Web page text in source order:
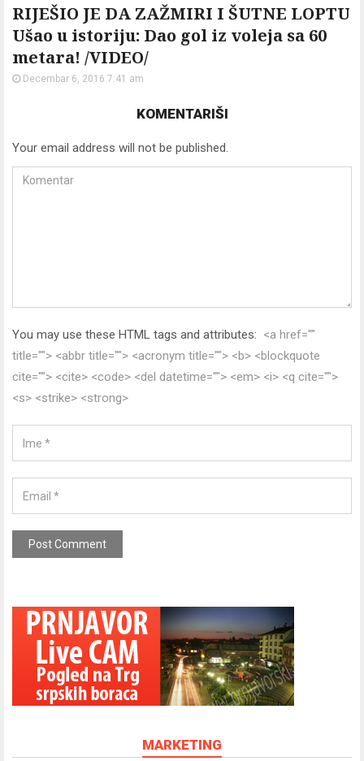
RIJEŠIO JE DA ZAŽMIRI I ŠUTNE LOPTU
Ušao u istoriju: Dao gol iz voleja sa 60
metara! /VIDEO/
Decembar 6, 2016 7:41 am
KOMENTARIŠI
Your email address will not be published.
You may use these HTML tags and attributes: <a href=""
title=""> <abbr title=""> <acronym title=""> <b> <blockquote
cite=""> <cite> <code> <del datetime=""> <em> <i> <q cite="">
<s> <strike> <strong>
MARKETING